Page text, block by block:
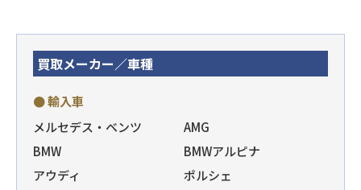
買取メーカー／車種
● 輸入車
メルセデス・ベンツ
AMG
BMW
BMWアルピナ
アウディ
ポルシェ